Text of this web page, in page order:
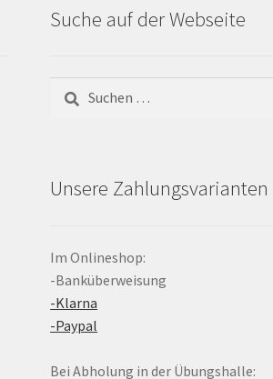
Suche auf der Webseite
nach:
Unsere Zahlungsvarianten
Im Onlineshop:
-Banküberweisung
-Klarna
-Paypal
Bei Abholung in der Übungshalle: